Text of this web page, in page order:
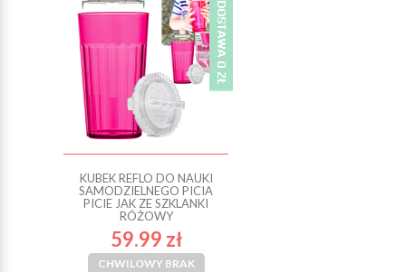
KUBEK REFLO DO NAUKI
SAMODZIELNEGO PICIA
PICIE JAK ZE SZKLANKI
RÓŻOWY
59.99 zł
CHWILOWY BRAK